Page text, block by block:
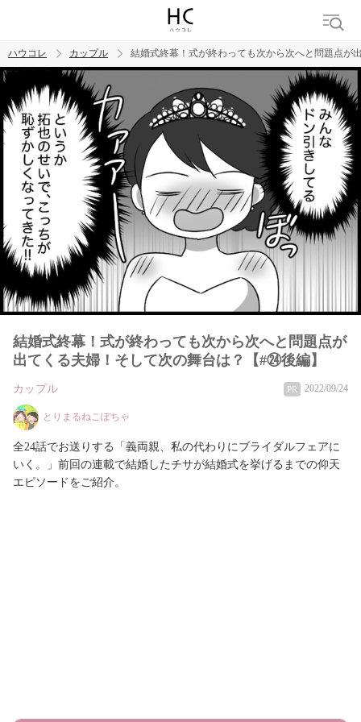
トレンド ワード
カップル デート エッチ セックス 長続き
ハウコレ カップル 結婚式終幕！式が終わっても次から次へと問題点が
結婚式終幕！式が終わっても次から次へと問題点が
出てくる夫婦！そして次の舞台は？【#㉔後編】
カップル PR 2022/09/24
とりまるねこぽちゃ
全24話でお送りする「義両親、私の代わりにブライダルフェアに
いく。」前回の連載で結婚したチサが結婚式を挙げるまでの仰天
エピソードをご紹介。